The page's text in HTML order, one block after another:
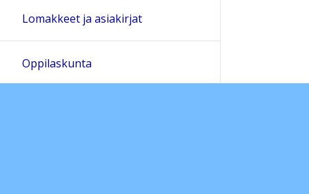
Lomakkeet ja asiakirjat
Oppilaskunta